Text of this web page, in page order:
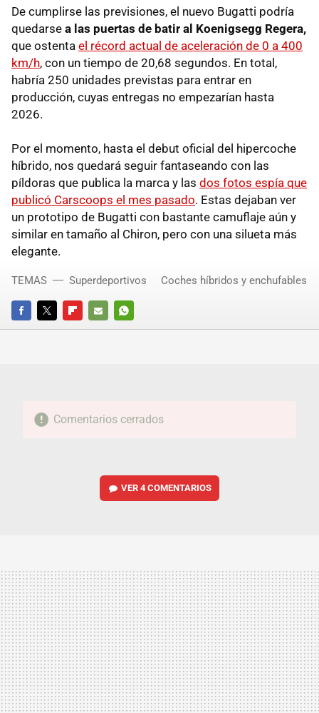
De cumplirse las previsiones, el nuevo Bugatti podría
quedarse a las puertas de batir al Koenigsegg Regera,
que ostenta el récord actual de aceleración de 0 a 400
km/h, con un tiempo de 20,68 segundos. En total,
habría 250 unidades previstas para entrar en
producción, cuyas entregas no empezarían hasta
2026.
Por el momento, hasta el debut oficial del hipercoche
híbrido, nos quedará seguir fantaseando con las
píldoras que publica la marca y las dos fotos espía que
publicó Carscoops el mes pasado. Estas dejaban ver
un prototipo de Bugatti con bastante camuflaje aún y
similar en tamaño al Chiron, pero con una silueta más
elegante.
FACEBOOKTWITTERFLIPBOARD
E-
WHATSAPP
TEMAS Superdeportivos Coches híbridos y enchufables
Comentarios cerrados
VER4 COMENTARIOS